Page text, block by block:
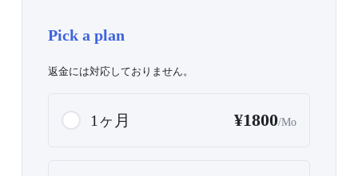
Pick a plan
返金には対応しておりません。
1ヶ月 ¥1800/Mo